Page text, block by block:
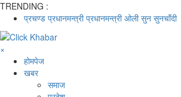
TRENDING :
प्रचण्ड प्रधानमन्त्री प्रधानमन्त्री ओली सुन सुनचाँदी
×
होमपेज
खबर
समाज